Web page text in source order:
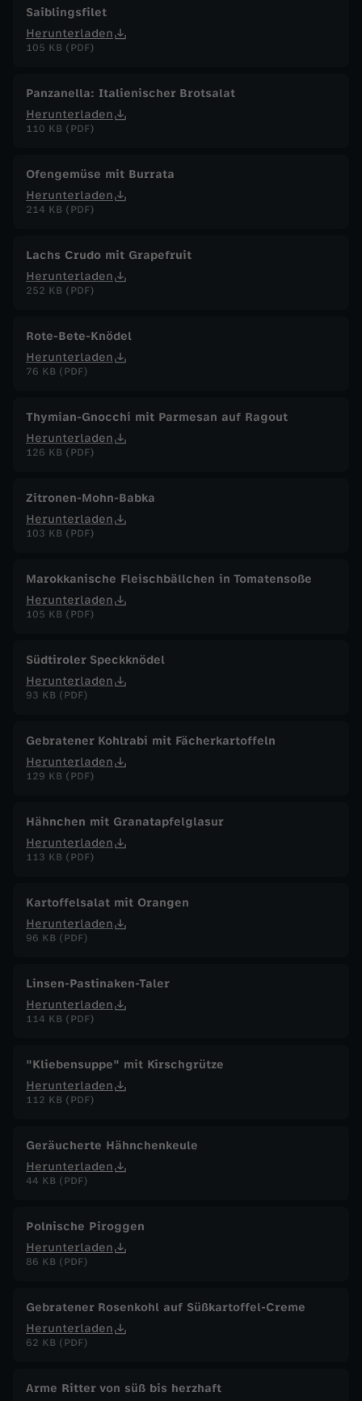
Saiblingsfilet
Herunterladen
105 KB (PDF)
Panzanella: Italienischer Brotsalat
Herunterladen
110 KB (PDF)
Ofengemüse mit Burrata
Herunterladen
214 KB (PDF)
Lachs Crudo mit Grapefruit
Herunterladen
252 KB (PDF)
Rote-Bete-Knödel
Herunterladen
76 KB (PDF)
Thymian-Gnocchi mit Parmesan auf Ragout
Herunterladen
126 KB (PDF)
Zitronen-Mohn-Babka
Herunterladen
103 KB (PDF)
Marokkanische Fleischbällchen in Tomatensoße
Herunterladen
105 KB (PDF)
Südtiroler Speckknödel
Herunterladen
93 KB (PDF)
Gebratener Kohlrabi mit Fächerkartoffeln
Herunterladen
129 KB (PDF)
Hähnchen mit Granatapfelglasur
Herunterladen
113 KB (PDF)
Kartoffelsalat mit Orangen
Herunterladen
96 KB (PDF)
Linsen-Pastinaken-Taler
Herunterladen
114 KB (PDF)
"Kliebensuppe" mit Kirschgrütze
Herunterladen
112 KB (PDF)
Geräucherte Hähnchenkeule
Herunterladen
44 KB (PDF)
Polnische Piroggen
Herunterladen
86 KB (PDF)
Gebratener Rosenkohl auf Süßkartoffel-Creme
Herunterladen
62 KB (PDF)
Arme Ritter von süß bis herzhaft